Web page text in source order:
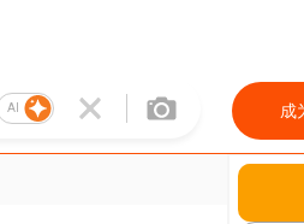
AI 成